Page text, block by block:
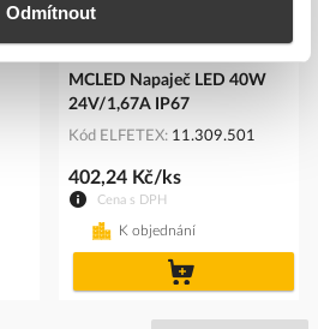
Odmítnout
MCLED Napaječ LED 40W
24V/1,67A IP67
Kód ELFETEX 11.309.501
Cena s DPH
402,24 Kč/ks
K objednání